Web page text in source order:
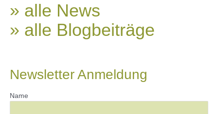
» alle News
» alle Blogbeiträge
Newsletter Anmeldung
Name